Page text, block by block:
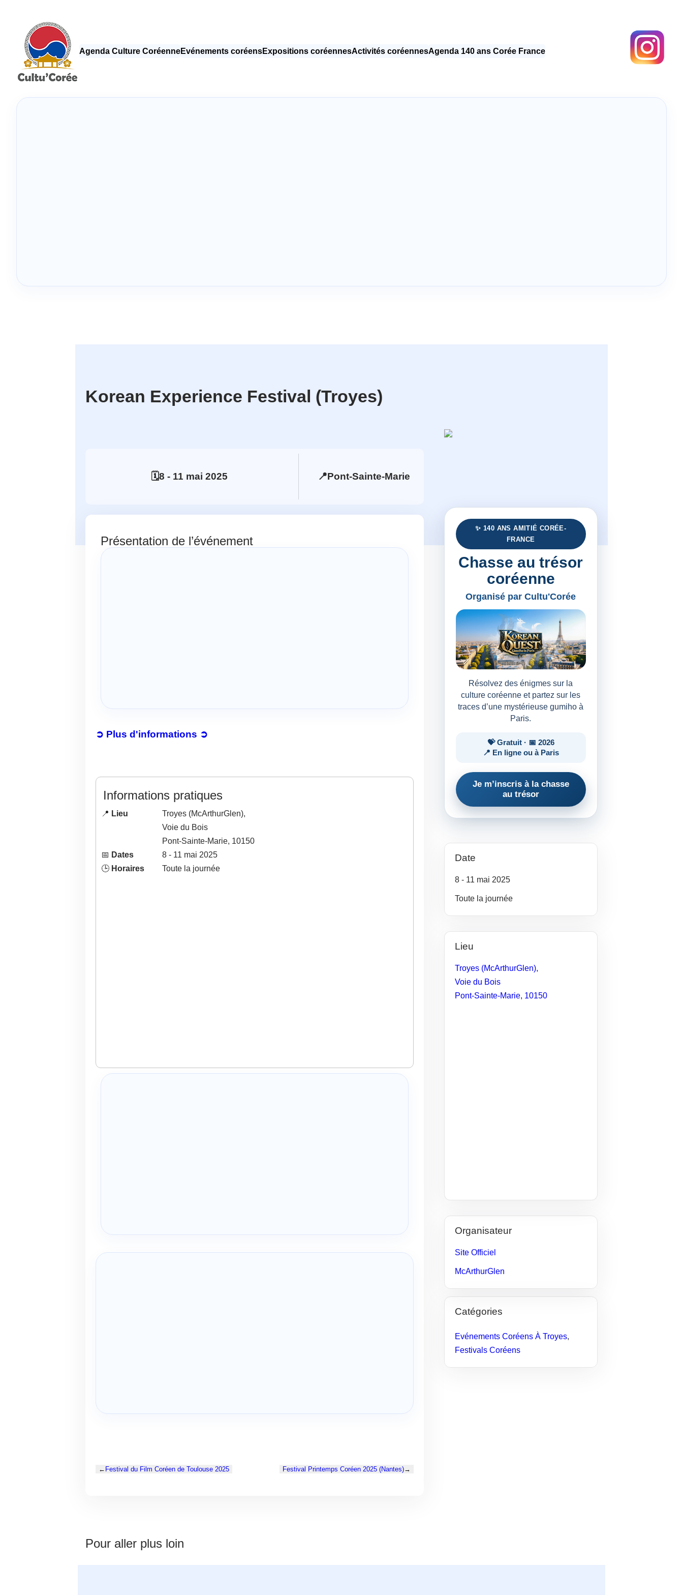
Agenda Culture CoréenneEvénements coréensExpositions coréennesActivités coréennesAgenda 140 ans Corée France
Korean Experience Festival (Troyes)
🗓️8 - 11 mai 2025 📍Pont-Sainte-Marie
Présentation de l’événement
➲ Plus d'informations ➲
Informations pratiques
📍 Lieu
Troyes (McArthurGlen),
Voie du Bois
Pont-Sainte-Marie, 10150
📅 Dates 8 - 11 mai 2025
🕒 Horaires Toute la journée
← Festival du Film Coréen de Toulouse 2025 Festival Printemps Coréen 2025 (Nantes)→
✨ 140 ANS AMITIÉ CORÉE-
FRANCE
Chasse au trésor
coréenne
Organisé par Cultu'Corée
Résolvez des énigmes sur la
culture coréenne et partez sur les
traces d’une mystérieuse gumiho à
Paris.
💝 Gratuit · 📅 2026
📍 En ligne ou à Paris
Je m’inscris à la chasse
au trésor
Date
8 - 11 mai 2025
Toute la journée
Lieu
Troyes (McArthurGlen),
Voie du Bois
Pont-Sainte-Marie, 10150
Organisateur
Site Officiel
McArthurGlen
Catégories
Evénements Coréens À Troyes,
Festivals Coréens
Pour aller plus loin